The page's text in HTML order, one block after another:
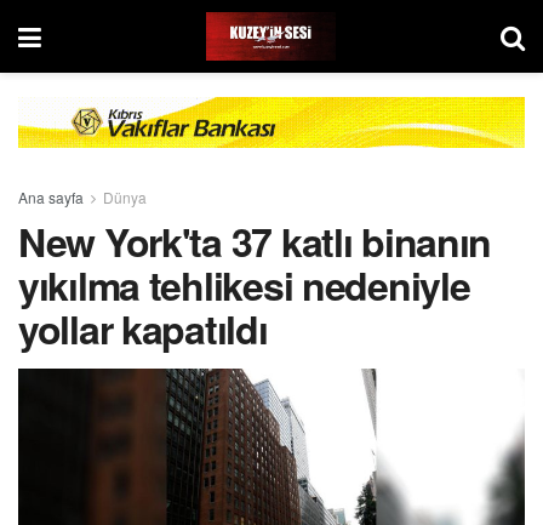
Ana sayfa Dünya
New York'ta 37 katlı binanın
yıkılma tehlikesi nedeniyle
yollar kapatıldı